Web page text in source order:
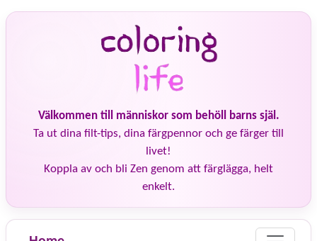
Välkommen till människor som behöll barns själ.
Ta ut dina filt-tips, dina färgpennor och ge färger till
livet!
Koppla av och bli Zen genom att färglägga, helt
enkelt.